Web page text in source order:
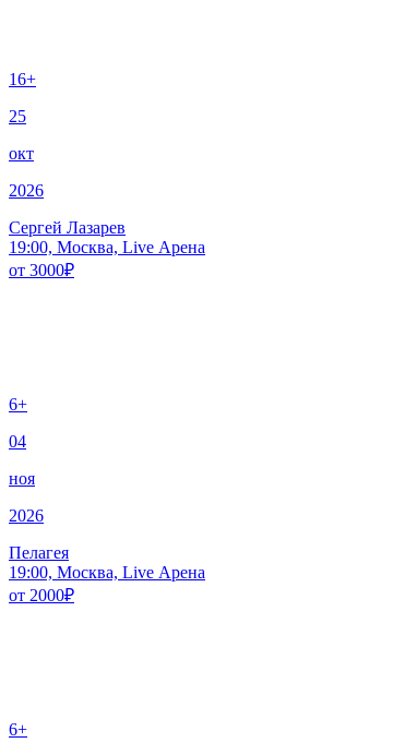
16+
25
окт
2026
Сергей Лазарев
19:00, Москва, Live Арена
от 3000₽
6+
04
ноя
2026
Пелагея
19:00, Москва, Live Арена
от 2000₽
6+